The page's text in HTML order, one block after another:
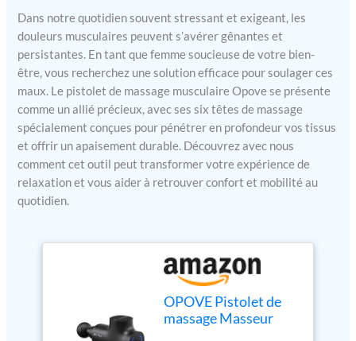
Dans notre quotidien souvent stressant et exigeant, les
douleurs musculaires peuvent s’avérer gênantes et
persistantes. En tant que femme soucieuse de votre bien-
être, vous recherchez une solution efficace pour soulager ces
maux. Le pistolet de massage musculaire Opove se présente
comme un allié précieux, avec ses six têtes de massage
spécialement conçues pour pénétrer en profondeur vos tissus
et offrir un apaisement durable. Découvrez avec nous
comment cet outil peut transformer votre expérience de
relaxation et vous aider à retrouver confort et mobilité au
quotidien.
OPOVE Pistolet de
massage Masseur